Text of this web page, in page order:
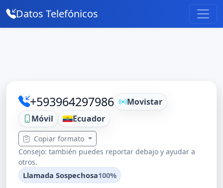
Datos Telefónicos
+593964297986
Movistar
Móvil
Ecuador
Copiar formato
Consejo: también puedes reportar debajo y ayudar a
otros.
Llamada Sospechosa100%